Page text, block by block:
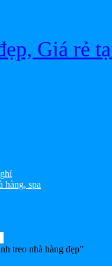
Giá rẻ
hàng, spa
treo nhà hàng đẹp”